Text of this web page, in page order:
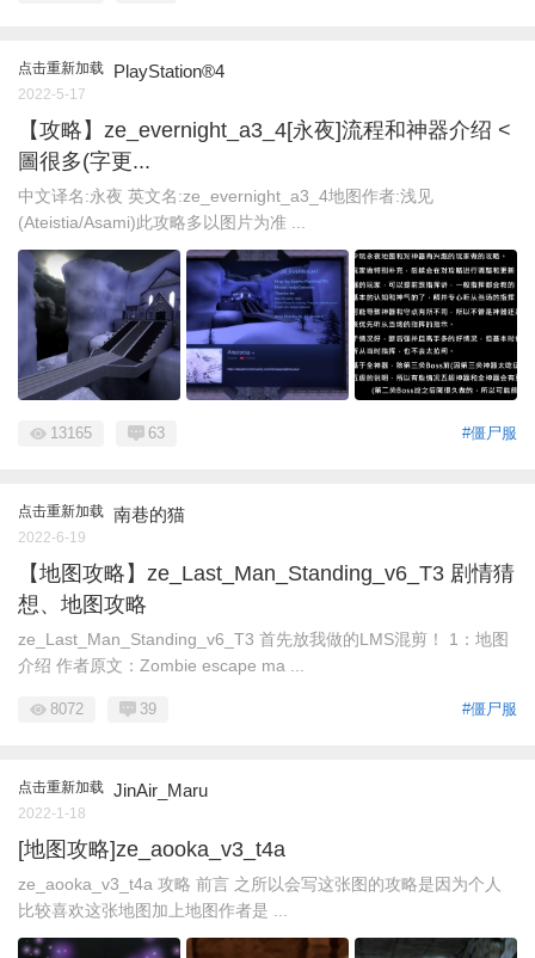
点击重新加载 PlayStation®4
2022-5-17
【攻略】ze_evernight_a3_4[永夜]流程和神器介绍 <
圖很多(字更...
中文译名:永夜 英文名:ze_evernight_a3_4地图作者:浅见
(Ateistia/Asami)此攻略多以图片为准 ...
#僵尸服
13165 63
点击重新加载 南巷的猫
2022-6-19
【地图攻略】ze_Last_Man_Standing_v6_T3 剧情猜
想、地图攻略
ze_Last_Man_Standing_v6_T3 首先放我做的LMS混剪！ 1：地图
介绍 作者原文：Zombie escape ma ...
#僵尸服
8072 39
点击重新加载 JinAir_Maru
2022-1-18
[地图攻略]ze_aooka_v3_t4a
ze_aooka_v3_t4a 攻略 前言 之所以会写这张图的攻略是因为个人
比较喜欢这张地图加上地图作者是 ...